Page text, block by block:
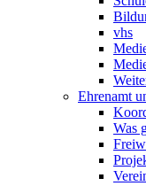
vhs
Ehrenamt
Was